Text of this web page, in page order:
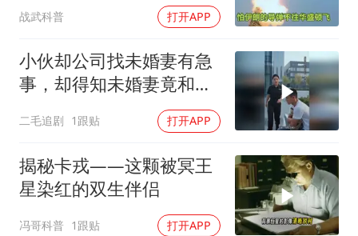
陕西省委书记赶赴柞水县杏坪镇
女孩摆摊卖菌子时收到北大通知书
东方之约 相约未来
战武科普 打开APP
小伙却公司找未婚妻有急
事，却得知未婚妻竟和别
二毛追剧 1跟贴 打开APP
揭秘卡戎——这颗被冥王
星染红的双生伴侣
冯哥科普 1跟贴 打开APP